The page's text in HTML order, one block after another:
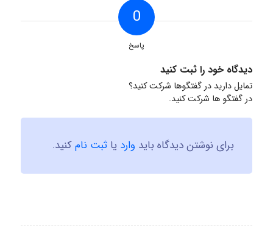
0
پاسخ
دیدگاه خود را ثبت کنید
تمایل دارید در گفتگوها شرکت کنید؟
در گفتگو ها شرکت کنید.
برای نوشتن دیدگاه باید وارد یا ثبت نامکنید.